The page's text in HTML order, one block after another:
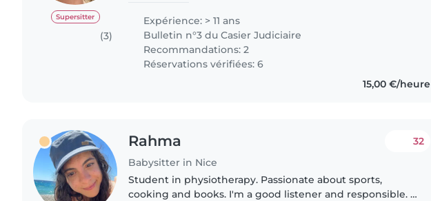
Supersitter
(3)
normalizing,..
Expérience: > 11 ans
Bulletin n°3 du Casier Judiciaire
Recommandations: 2
Réservations vérifiées: 6
15,00 €/heure
Rahma
Babysitter in Nice
32
Student in physiotherapy. Passionate about sports,
cooking and books. I'm a good listener and responsible. I